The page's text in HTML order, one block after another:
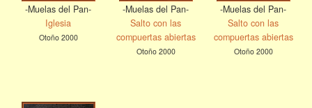
-Muelas del Pan-
Iglesia
Otoño 2000
-Muelas del Pan-
Salto con las
compuertas abiertas
Otoño 2000
-Muelas del Pan-
Salto con las
compuertas abiertas
Otoño 2000